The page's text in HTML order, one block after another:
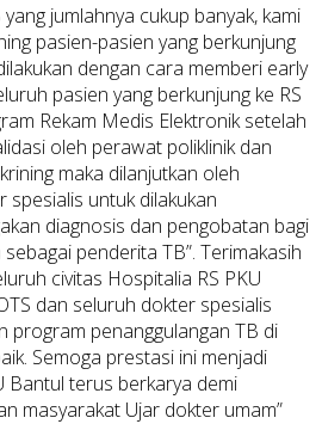
jumlahnya cukup banyak, kami
pasien-pasien yang berkunjung
dengan cara memberi early
pasien yang berkunjung ke RS
Rekam Medis Elektronik setelah
oleh perawat poliklinik dan
maka dilanjutkan oleh
untuk dilakukan
diagnosis dan pengobatan bagi
penderita TB”. Terimakasih
civitas Hospitalia RS PKU
dan seluruh dokter spesialis
program penanggulangan TB di
Semoga prestasi ini menjadi
Bantul terus berkarya demi
masyarakat Ujar dokter umam”